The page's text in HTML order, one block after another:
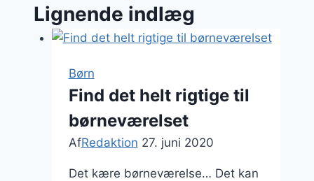
Lignende indlæg
Børn
Find det helt rigtige til
børneværelset
AfRedaktion 27. juni 2020
Det kære børneværelse… Det kan